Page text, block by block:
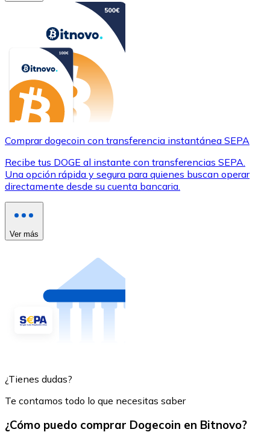
Comprar dogecoin con transferencia instantánea SEPA
Recibe tus DOGE al instante con transferencias SEPA.
Una opción rápida y segura para quienes buscan operar
directamente desde su cuenta bancaria.
Ver más
¿Tienes dudas?
Te contamos todo lo que necesitas saber
¿Cómo puedo comprar Dogecoin en Bitnovo?